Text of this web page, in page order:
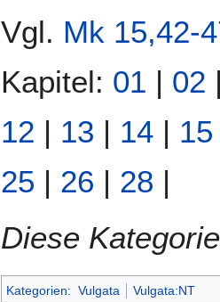
Vgl. Mk 15,42-
Kapitel: 01 | 02
12 | 13 | 14 | 15
25 | 26 | 28 |
Diese
Kategorien: Vulgata Vulgata:NT